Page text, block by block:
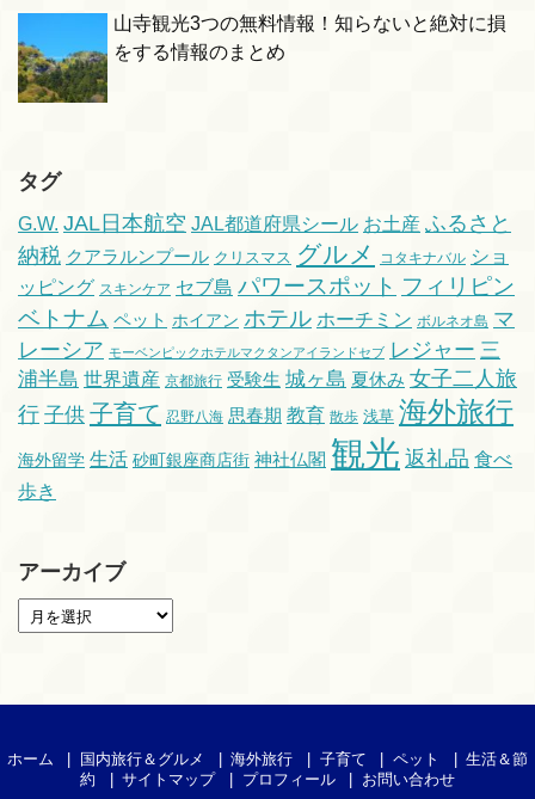
山寺観光3つの無料情報！知らないと絶対に損
をする情報のまとめ
タグ
G.W. JAL日本航空 JAL都道府県シール お土産 ふるさと
納税 クアラルンプール クリスマス グルメ コタキナバル ショ
ッピング スキンケア セブ島 パワースポット フィリピン
ベトナム ペット ホイアン ホテル ホーチミン ボルネオ島 マ
レーシア モーベンピックホテルマクタンアイランドセブ レジャー 三
浦半島 世界遺産 京都旅行 受験生 城ヶ島 夏休み 女子二人旅
行 子供 子育て 忍野八海 思春期 教育 散歩 浅草 海外旅行
海外留学 生活 砂町銀座商店街 神社仏閣 観光 返礼品 食べ
歩き
アーカイブ
ホーム 国内旅行＆グルメ 海外旅行 子育て ペット
生活＆節
約
サイトマップ プロフィール お問い合わせ